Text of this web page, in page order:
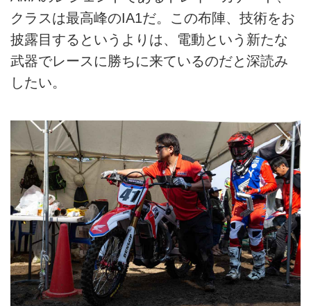
クラスは最高峰のIA1だ。この布陣、技術をお
披露目するというよりは、電動という新たな
武器でレースに勝ちに来ているのだと深読み
したい。